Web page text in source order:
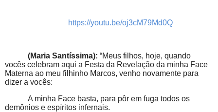
https://youtu.be/oj3cM79Md0Q
(Maria Santíssima): “Meus filhos, hoje, quando
vocês celebram aqui a Festa da Revelação da minha Face
Materna ao meu filhinho Marcos, venho novamente para
dizer a vocês:
A minha Face basta, para pôr em fuga todos os
demônios e espíritos infernais.